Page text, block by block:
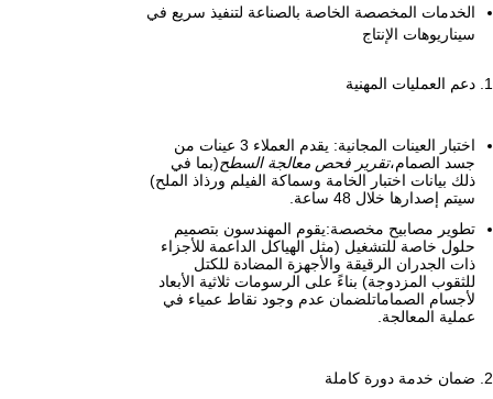
الخدمات المخصصة الخاصة بالصناعة لتنفيذ سريع في
سيناريوهات الإنتاج
دعم العمليات المهنية
اختبار العينات المجانية: يقدم العملاء 3 عينات من
جسد الصمام،تقرير فحص معالجة السطح(بما في
ذلك بيانات اختبار الخامة وسماكة الفيلم ورذاذ الملح)
سيتم إصدارها خلال 48 ساعة.
تطوير مصابيح مخصصة:يقوم المهندسون بتصميم
حلول خاصة للتشغيل (مثل الهياكل الداعمة للأجزاء
ذات الجدران الرقيقة والأجهزة المضادة للكتل
للثقوب المزدوجة) بناءً على الرسومات ثلاثية الأبعاد
لأجسام الصماماتلضمان عدم وجود نقاط عمياء في
عملية المعالجة.
ضمان خدمة دورة كاملة